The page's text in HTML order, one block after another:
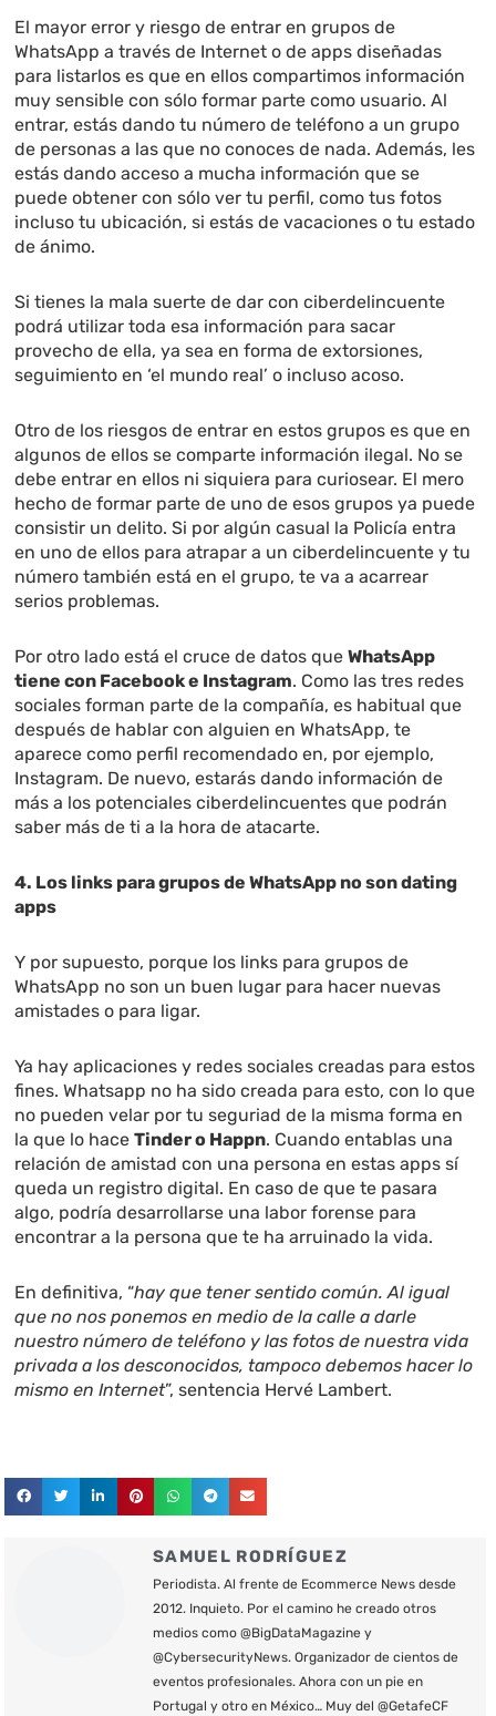
El mayor error y riesgo de entrar en grupos de
WhatsApp a través de Internet o de apps diseñadas
para listarlos es que en ellos compartimos información
muy sensible con sólo formar parte como usuario. Al
entrar, estás dando tu número de teléfono a un grupo
de personas a las que no conoces de nada. Además, les
estás dando acceso a mucha información que se
puede obtener con sólo ver tu perfil, como tus fotos
incluso tu ubicación, si estás de vacaciones o tu estado
de ánimo.
Si tienes la mala suerte de dar con ciberdelincuente
podrá utilizar toda esa información para sacar
provecho de ella, ya sea en forma de extorsiones,
seguimiento en ‘el mundo real’ o incluso acoso.
Otro de los riesgos de entrar en estos grupos es que en
algunos de ellos se comparte información ilegal. No se
debe entrar en ellos ni siquiera para curiosear. El mero
hecho de formar parte de uno de esos grupos ya puede
consistir un delito. Si por algún casual la Policía entra
en uno de ellos para atrapar a un ciberdelincuente y tu
número también está en el grupo, te va a acarrear
serios problemas.
Por otro lado está el cruce de datos queWhatsApp
tiene con Facebook e Instagram. Como las tres redes
sociales forman parte de la compañía, es habitual que
después de hablar con alguien en WhatsApp, te
aparece como perfil recomendado en, por ejemplo,
Instagram. De nuevo, estarás dando información de
más a los potenciales ciberdelincuentes que podrán
saber más de ti a la hora de atacarte.
4. Los links para grupos de WhatsApp no son dating
apps
Y por supuesto, porque los links para grupos de
WhatsApp no son un buen lugar para hacer nuevas
amistades o para ligar.
Ya hay aplicaciones y redes sociales creadas para estos
fines. Whatsapp no ha sido creada para esto, con lo que
no pueden velar por tu seguriad de la misma forma en
la que lo haceTinder o Happn. Cuando entablas una
relación de amistad con una persona en estas apps sí
queda un registro digital. En caso de que te pasara
algo, podría desarrollarse una labor forense para
encontrar a la persona que te ha arruinado la vida.
En definitiva, “hay que tener sentido común. Al igual
que no nos ponemos en medio de la calle a darle
nuestro número de teléfono y las fotos de nuestra vida
privada a los desconocidos, tampoco debemos hacer lo
mismo en Internet”, sentencia Hervé Lambert.
SAMUEL RODRÍGUEZ
Periodista. Al frente de Ecommerce News desde
2012. Inquieto. Por el camino he creado otros
medios como @BigDataMagazine y
@CybersecurityNews. Organizador de cientos de
eventos profesionales. Ahora con un pie en
Portugal y otro en México… Muy del @GetafeCF